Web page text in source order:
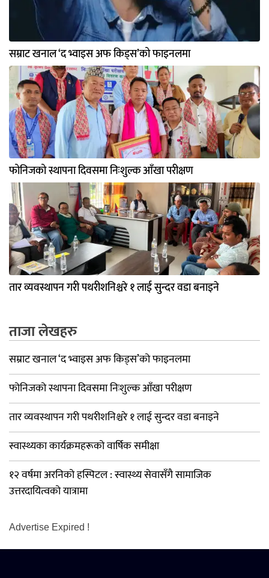
सम्राट खनाल ‘द भ्वाइस अफ किड्स’को फाइनलमा
फोनिजको स्थापना दिवसमा निःशुल्क आँखा परीक्षण
तार व्यवस्थापन गरी पथरीशनिश्चरे १ लाई सुन्दर वडा बनाइने
ताजा लेखहरु
सम्राट खनाल ‘द भ्वाइस अफ किड्स’को फाइनलमा
फोनिजको स्थापना दिवसमा निःशुल्क आँखा परीक्षण
तार व्यवस्थापन गरी पथरीशनिश्चरे १ लाई सुन्दर वडा बनाइने
स्वास्थ्यका कार्यक्रमहरूको वार्षिक समीक्षा
१२ वर्षमा अरनिको हस्पिटल : स्वास्थ्य सेवासँगै सामाजिक
उत्तरदायित्वको यात्रामा
Advertise Expired !